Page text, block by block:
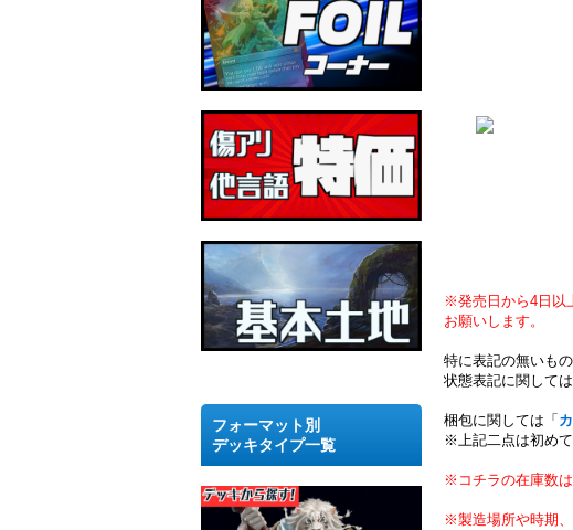
フォーマット別
デッキタイプ一覧
※発売日から4日以
お願いします。
特に表記の無いも
状態表記に関しては
梱包に関しては「
※上記二点は初めて
※コチラの在庫数
※製造場所や時期